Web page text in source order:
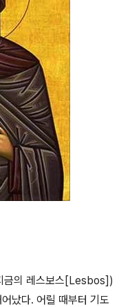
금의 레스보스[Lesbos])
났다. 어릴 때부터 기도